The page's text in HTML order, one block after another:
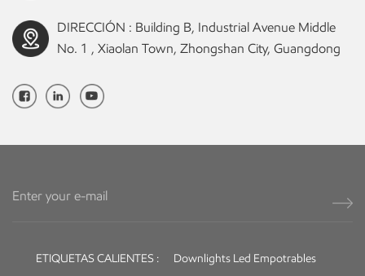
DIRECCIÓN : Building B, Industrial Avenue Middle
No. 1 , Xiaolan Town, Zhongshan City, Guangdong
ETIQUETAS CALIENTES :
Downlights Led Empotrables